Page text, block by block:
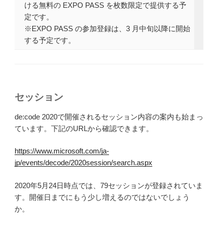
ける無料の EXPO PASS を枚数限定で提供する予
定です。
※EXPO PASS の参加登録は、3 月中旬以降に開始
する予定です。
セッション
de:code 2020で開催されるセッション内容の案内も始まっ
ています。下記のURLから確認できます。
https://www.microsoft.com/ja-
jp/events/decode/2020session/search.aspx
2020年5月24日時点では、79セッションが登録されていま
す。開催日までにもう少し増えるのではないでしょう
か。